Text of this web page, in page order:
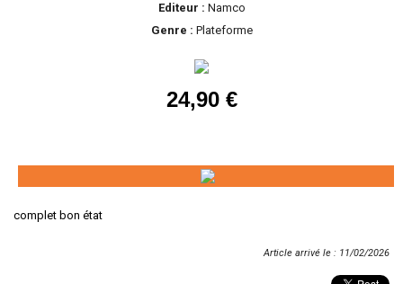
Editeur : Namco
Genre : Plateforme
24,90 €
complet bon état
Article arrivé le : 11/02/2026